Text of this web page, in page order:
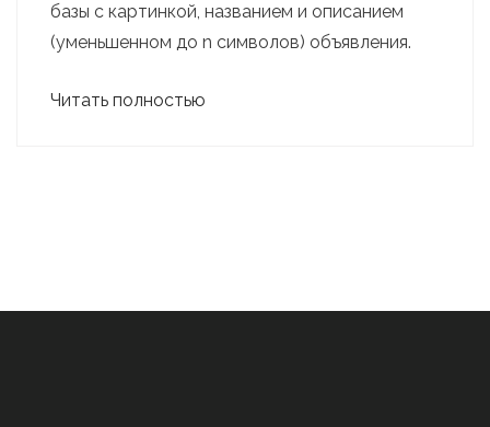
базы с картинкой, названием и описанием
(уменьшенном до n символов) объявления.
Читать полностью